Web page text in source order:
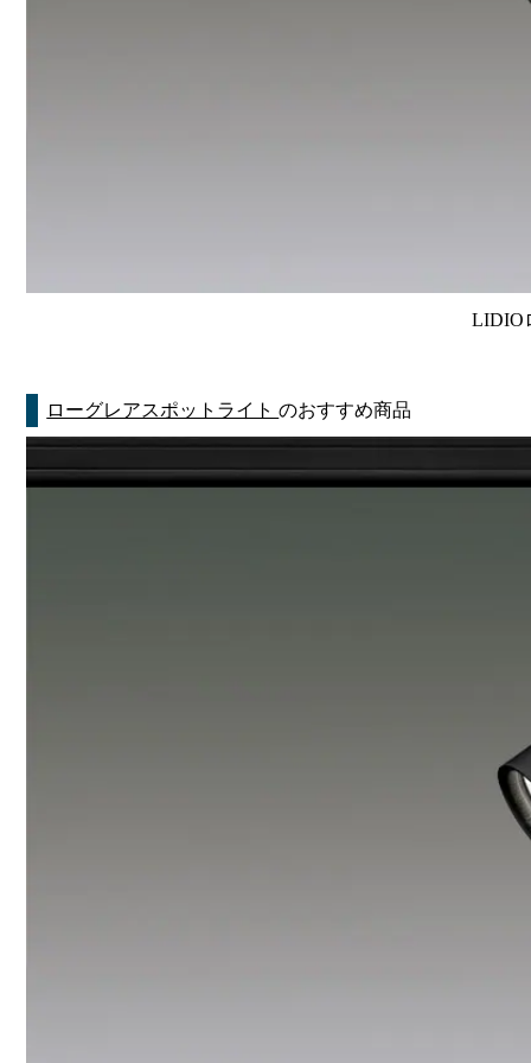
LIDIO
ローグレアスポットライトのおすすめ商品